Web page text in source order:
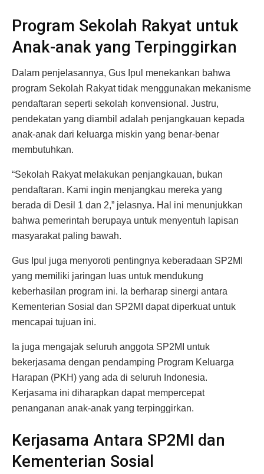
Program Sekolah Rakyat untuk
Anak-anak yang Terpinggirkan
Dalam penjelasannya, Gus Ipul menekankan bahwa
program Sekolah Rakyat tidak menggunakan mekanisme
pendaftaran seperti sekolah konvensional. Justru,
pendekatan yang diambil adalah penjangkauan kepada
anak-anak dari keluarga miskin yang benar-benar
membutuhkan.
“Sekolah Rakyat melakukan penjangkauan, bukan
pendaftaran. Kami ingin menjangkau mereka yang
berada di Desil 1 dan 2,” jelasnya. Hal ini menunjukkan
bahwa pemerintah berupaya untuk menyentuh lapisan
masyarakat paling bawah.
Gus Ipul juga menyoroti pentingnya keberadaan SP2MI
yang memiliki jaringan luas untuk mendukung
keberhasilan program ini. Ia berharap sinergi antara
Kementerian Sosial dan SP2MI dapat diperkuat untuk
mencapai tujuan ini.
Ia juga mengajak seluruh anggota SP2MI untuk
bekerjasama dengan pendamping Program Keluarga
Harapan (PKH) yang ada di seluruh Indonesia.
Kerjasama ini diharapkan dapat mempercepat
penanganan anak-anak yang terpinggirkan.
Kerjasama Antara SP2MI dan
Kementerian Sosial